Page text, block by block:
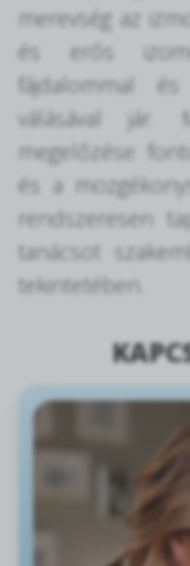
merevség az
és erős
fájdalommal
válásával jár.
megelőzése
és a
rendszeresen
tanácsot
tekintetében.